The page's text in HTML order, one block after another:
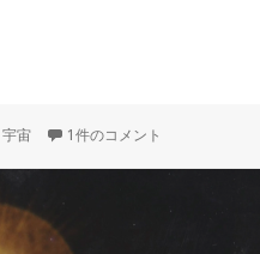
カ
ー
宇宙 地球と太陽 46億年の物語 〜
1件のコメント